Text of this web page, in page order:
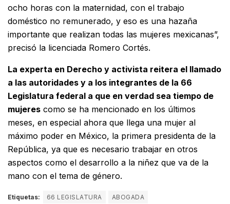
ocho horas con la maternidad, con el trabajo
doméstico no remunerado, y eso es una hazaña
importante que realizan todas las mujeres mexicanas”,
precisó la licenciada Romero Cortés.
La experta en Derecho y activista reitera el llamado
a las autoridades y a los integrantes de la 66
Legislatura federal a que en verdad sea tiempo de
mujeres como se ha mencionado en los últimos
meses, en especial ahora que llega una mujer al
máximo poder en México, la primera presidenta de la
República, ya que es necesario trabajar en otros
aspectos como el desarrollo a la niñez que va de la
mano con el tema de género.
Etiquetas: 66 LEGISLATURA
ABOGADA